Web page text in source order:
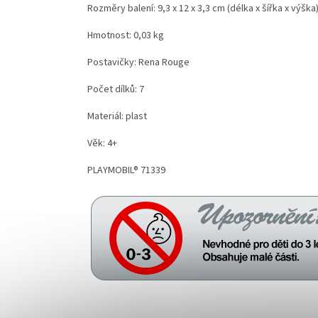
Rozměry balení: 9,3 x 12 x 3,3 cm (délka x šířka x výška)
Hmotnost: 0,03 kg
Postavičky: Rena Rouge
Počet dílků: 7
Materiál: plast
Věk: 4+
PLAYMOBIL® 71339